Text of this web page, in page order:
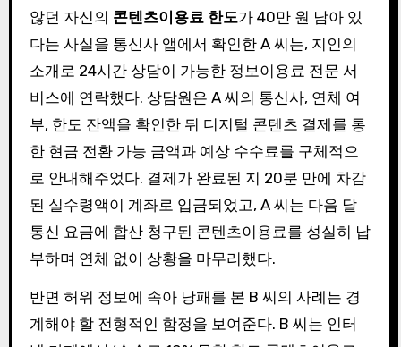
않던 자신의 콘텐츠이용료 한도가 40만 원 남아 있
다는 사실을 통신사 앱에서 확인한 A 씨는, 지인의
소개로 24시간 상담이 가능한 정보이용료 전문 서
비스에 연락했다. 상담원은 A 씨의 통신사, 연체 여
부, 한도 잔액을 확인한 뒤 디지털 콘텐츠 결제를 통
한 현금 전환 가능 금액과 예상 수수료를 구체적으
로 안내해주었다. 결제가 완료된 지 20분 만에 차감
된 실수령액이 계좌로 입금되었고, A 씨는 다음 달
통신 요금에 합산 청구된 콘텐츠이용료를 성실히 납
부하며 연체 없이 상황을 마무리했다.
반면 허위 정보에 속아 낭패를 본 B 씨의 사례는 경
계해야 할 전형적인 함정을 보여준다. B 씨는 인터